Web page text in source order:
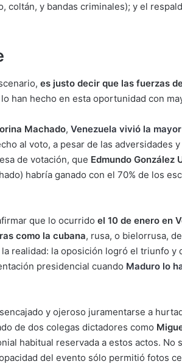
y bandas criminales); y el
es justo decir que las fuerzas
han hecho en esta oportunidad con
Machado, Venezuela vivió la
al voto, a pesar de las adversidades
de votación, que Edmundo González
habría ganado con el 70% de los
que lo ocurrido el 10 de enero en
como la cubana, rusa, o bielorrusa,
realidad: la oposición logró el triunfo y
presidencial cuando Maduro lo
y ojeroso juramentarse a
de dos colegas dictadores como
habitual reservada a estos actos. No
del evento sólo permitió fotos